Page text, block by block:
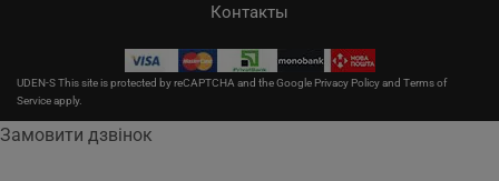
Контакты
UDEN-S This site is protected by reCAPTCHA and the Google Privacy Policyand Terms of
Serviceapply.
Замовити дзвінок